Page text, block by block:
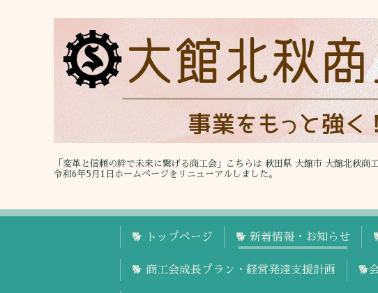
「変革と信頼の絆で未来に繋げる商工会」こちらは 秋田県 大館市 大館北秋商
令和6年5月1日ホームページをリニューアルしました。
🐕 トップページ 🐕 新着情報・お知らせ
🐕 商工会成長プラン・経営発達支援計画 🐕